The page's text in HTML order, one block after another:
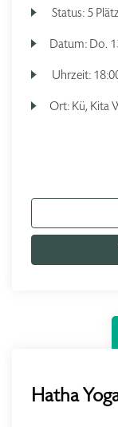
Status: 5
Datum: Do.
Uhrzeit:
Ort: Kü, Kita
Hatha